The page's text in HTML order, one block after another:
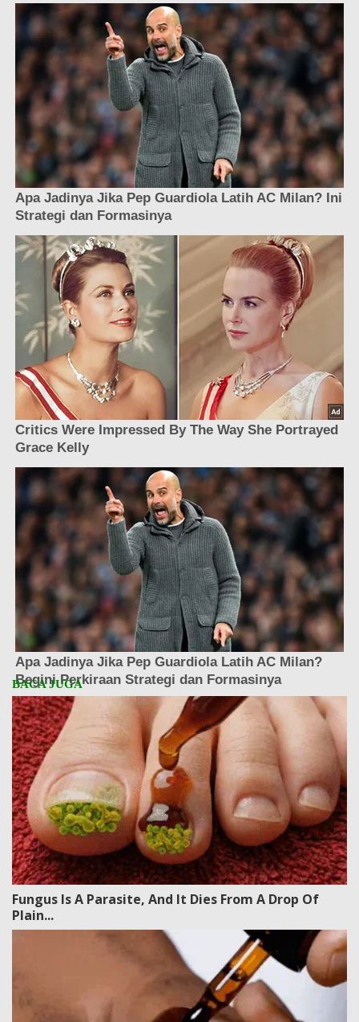
Fungus Is A Parasite, And It Dies From A Drop Of
Plain...